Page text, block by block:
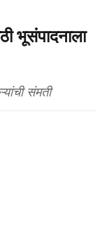
भूसंपादनाला
संमती